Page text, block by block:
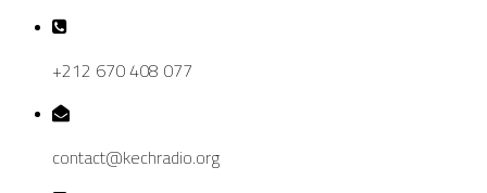
+212 670 408 077
contact@kechradio.org